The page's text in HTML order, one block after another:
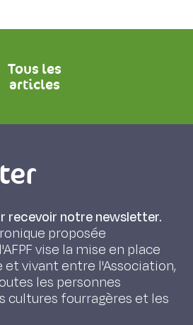
Tous les
articles
recevoir notre newsletter.
proposée
vise la mise en place
et vivant entre l'Association,
les personnes
cultures fourragères et les